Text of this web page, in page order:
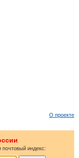
О проекте
почтовый индекс: